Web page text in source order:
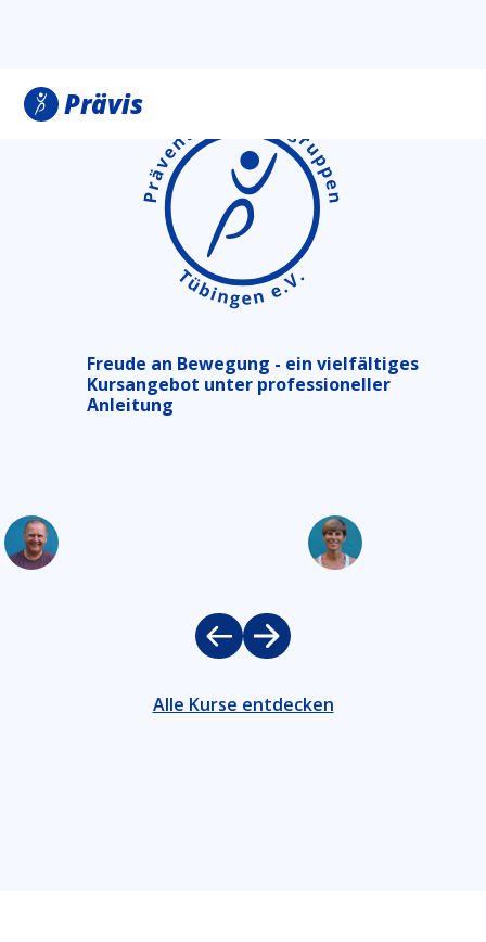
Prävis
Freude an Bewegung - ein vielfältiges
Kursangebot unter professioneller
Anleitung
Alle Kurse entdecken